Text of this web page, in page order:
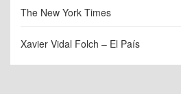
The New York Times
Xavier Vidal Folch – El País